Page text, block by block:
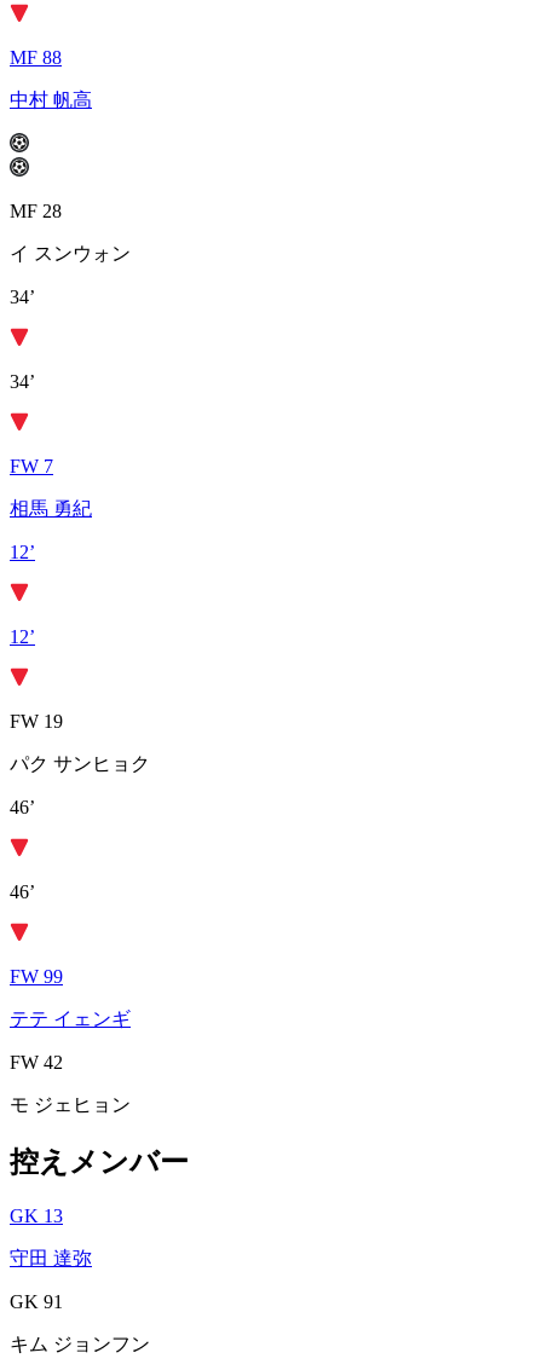
MF 88
中村 帆高
MF 28
イ スンウォン
34’
34’
FW 7
相馬 勇紀
12’
12’
FW 19
パク サンヒョク
46’
46’
FW 99
テテ イェンギ
FW 42
モ ジェヒョン
控えメンバー
GK 13
守田 達弥
GK 91
キム ジョンフン